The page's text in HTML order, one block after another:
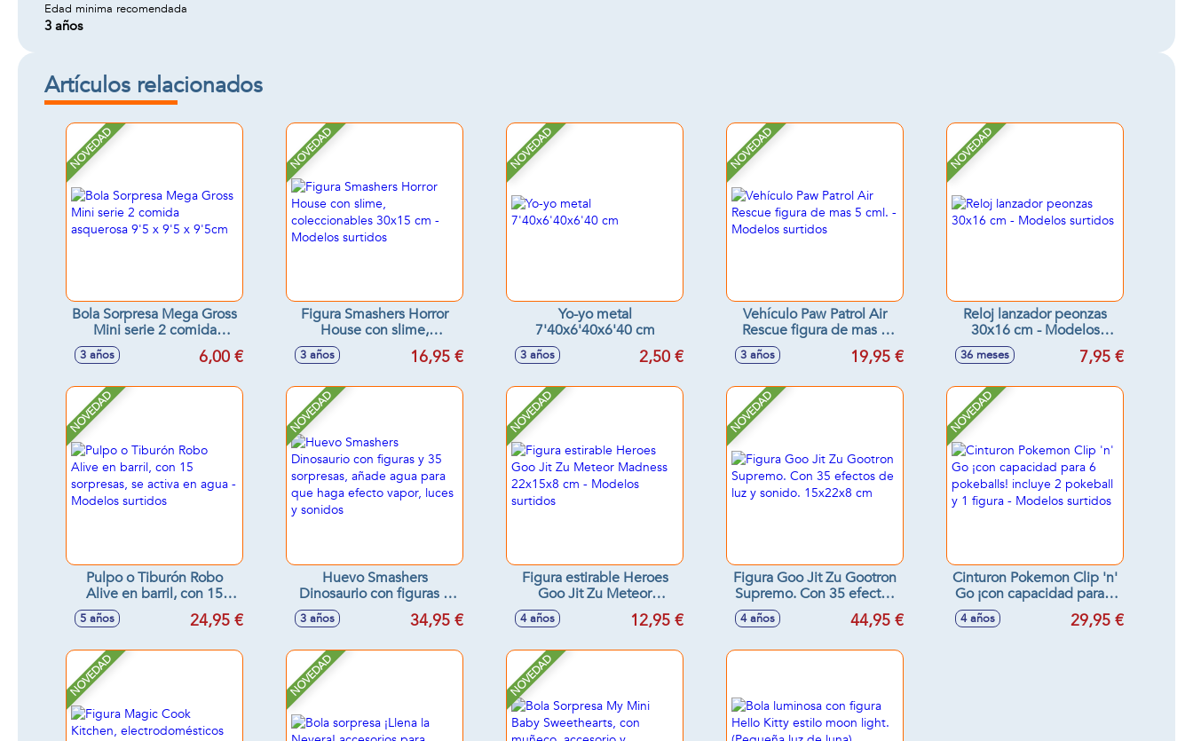
Edad minima recomendada
3 años
Artículos relacionados
NOVEDAD
Bola Sorpresa Mega Gross
Mini serie 2 comida
asquerosa 9'5 x 9'5 x
3 años 6,00 €
NOVEDAD
Figura Smashers Horror
House con slime,
coleccionables 30x15 cm -
Modelos surtidos
3 años 16,95 €
NOVEDAD
Yo-yo metal
7'40x6'40x6'40 cm
3 años 2,50 €
NOVEDAD
Vehículo Paw Patrol Air
Rescue figura de mas 5
cml. - Modelos surtidos
3 años 19,95 €
NOVEDAD
Reloj lanzador peonzas
30x16 cm - Modelos
surtidos
36 meses 7,95 €
NOVEDAD
Pulpo o Tiburón Robo
Alive en barril, con 15
sorpresas, se activa en
agua - Modelos surtidos
5 años 24,95 €
NOVEDAD
Huevo Smashers
Dinosaurio con figuras y
35 sorpresas, añade agua
para que haga efecto
3 años 34,95 €
NOVEDAD
Figura estirable Heroes
Goo Jit Zu Meteor
Madness 22x15x8 cm -
Modelos surtidos
4 años 12,95 €
NOVEDAD
Figura Goo Jit Zu Gootron
Supremo. Con 35 efectos
de luz y sonido. 15x22x8
4 años 44,95 €
NOVEDAD
Cinturon Pokemon Clip 'n'
Go ¡con capacidad para 6
pokeballs! incluye 2
pokeball y 1 figura -
4 años 29,95 €
NOVEDAD NOVEDAD NOVEDAD